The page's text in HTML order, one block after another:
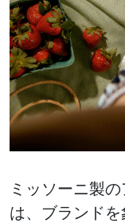
ミッソーニ製
は、ブランド